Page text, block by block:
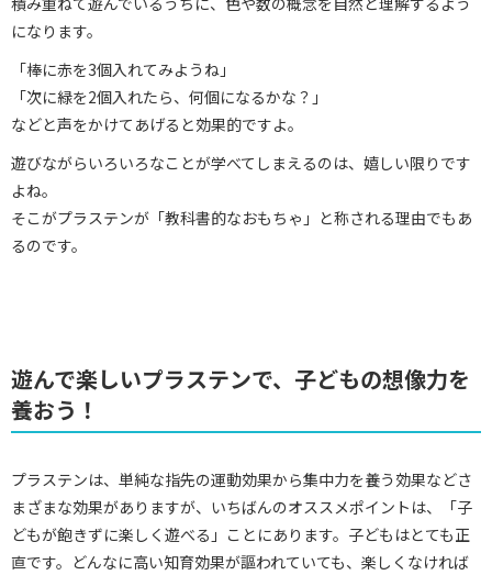
になります。
「棒に赤を3個入れてみようね」
「次に緑を2個入れたら、何個になるかな？」
などと声をかけてあげると効果的ですよ。
遊びながらいろいろなことが学べてしまえるのは、嬉しい限りです
よね。
そこがプラステンが「教科書的なおもちゃ」と称される理由でもあ
るのです。
遊んで楽しいプラステンで、子どもの想像力を
養おう！
プラステンは、単純な指先の運動効果から集中力を養う効果などさ
まざまな効果がありますが、いちばんのオススメポイントは、「子
どもが飽きずに楽しく遊べる」ことにあります。子どもはとても正
直です。どんなに高い知育効果が謳われていても、楽しくなければ